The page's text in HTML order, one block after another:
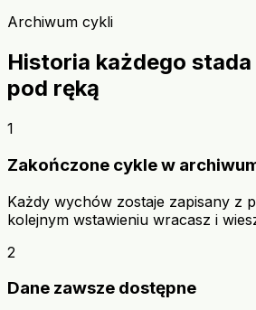
Archiwum cykli
Historia każdego
pod ręką
1
Zakończone cykle w
Każdy wychów zostaje zapisany z
kolejnym wstawieniu wracasz i
2
Dane zawsze dostępne